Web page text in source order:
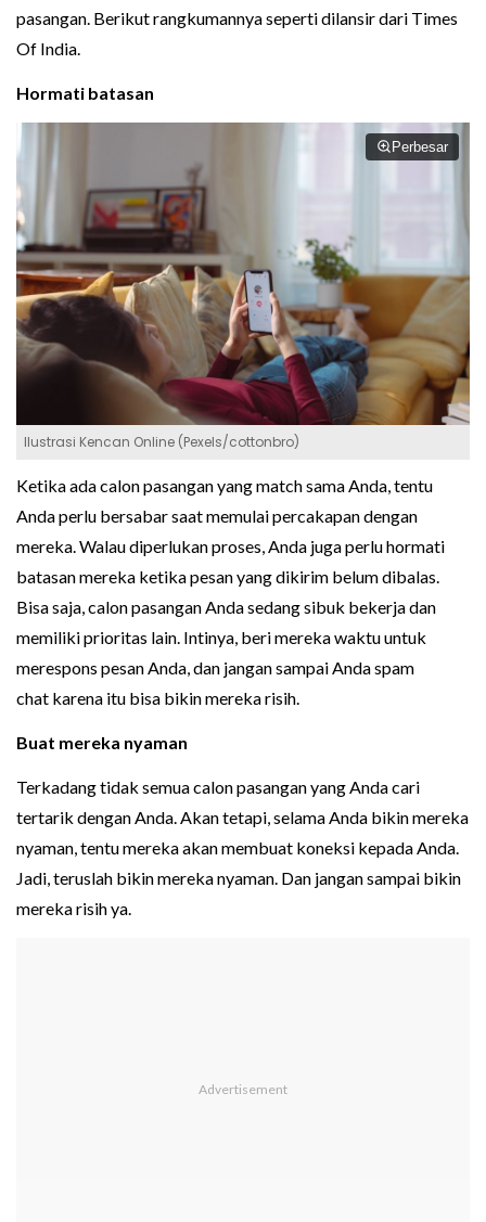
pasangan. Berikut rangkumannya seperti dilansir dari Times
Of India.
Hormati batasan
Perbesar
Ilustrasi Kencan Online (Pexels/cottonbro)
Ketika ada calon pasangan yang match sama Anda, tentu
Anda perlu bersabar saat memulai percakapan dengan
mereka. Walau diperlukan proses, Anda juga perlu hormati
batasan mereka ketika pesan yang dikirim belum dibalas.
Bisa saja, calon pasangan Anda sedang sibuk bekerja dan
memiliki prioritas lain. Intinya, beri mereka waktu untuk
merespons pesan Anda, dan jangan sampai Anda spam
chat karena itu bisa bikin mereka risih.
Buat mereka nyaman
Terkadang tidak semua calon pasangan yang Anda cari
tertarik dengan Anda. Akan tetapi, selama Anda bikin mereka
nyaman, tentu mereka akan membuat koneksi kepada Anda.
Jadi, teruslah bikin mereka nyaman. Dan jangan sampai bikin
mereka risih ya.